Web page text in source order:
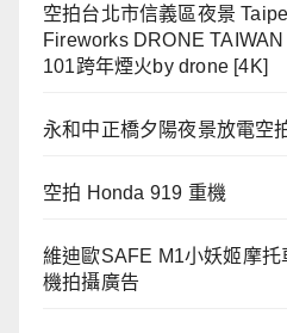
空拍台北市信義區夜景
Fireworks DRONE
101跨年煙火by drone [4K]
永和中正橋夕陽夜景放電空
空拍 Honda 919 重機
維迪歐SAFE M1小妖姬摩
機拍攝廣告